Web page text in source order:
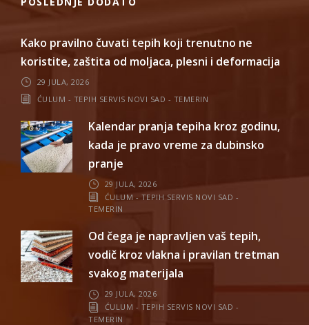
Kako pravilno čuvati tepih koji trenutno ne
koristite, zaštita od moljaca, plesni i deformacija
29 JULA, 2026
ĆULUM - TEPIH SERVIS NOVI SAD - TEMERIN
Kalendar pranja tepiha kroz godinu,
kada je pravo vreme za dubinsko
pranje
29 JULA, 2026
ĆULUM - TEPIH SERVIS NOVI SAD -
TEMERIN
Od čega je napravljen vaš tepih,
vodič kroz vlakna i pravilan tretman
svakog materijala
29 JULA, 2026
ĆULUM - TEPIH SERVIS NOVI SAD -
TEMERIN